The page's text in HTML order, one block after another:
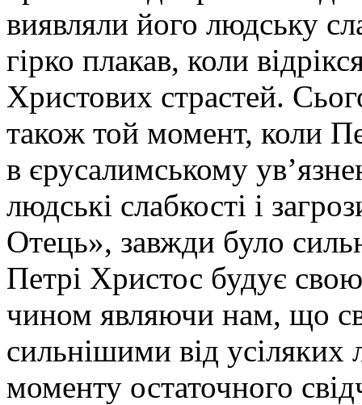
виявляли його людську
гірко плакав, коли
Христових страстей.
також той момент, коли
в єрусалимському
людські слабкості і
Отець», завжди було
Петрі Христос будує
чином являючи нам, що
сильнішими від
моменту остаточного